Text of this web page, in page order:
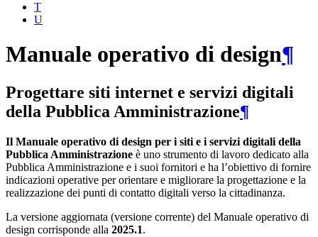
T
U
Manuale operativo di design¶
Progettare siti internet e servizi digitali
della Pubblica Amministrazione¶
Il Manuale operativo di design per i siti e i servizi digitali della
Pubblica Amministrazione è uno strumento di lavoro dedicato alla
Pubblica Amministrazione e i suoi fornitori e ha l’obiettivo di fornire
indicazioni operative per orientare e migliorare la progettazione e la
realizzazione dei punti di contatto digitali verso la cittadinanza.
La versione aggiornata (versione corrente) del Manuale operativo di
design corrisponde alla 2025.1.